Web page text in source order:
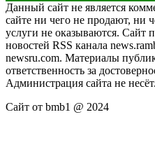
Данный сайт не является
сайте ни чего не продают, ни
услуги не оказываются. Сайт
новостей RSS канала
newsru.com. Материалы
ответственность за
Администрация сайта не несёт.
Сайт от bmb1 @ 2024